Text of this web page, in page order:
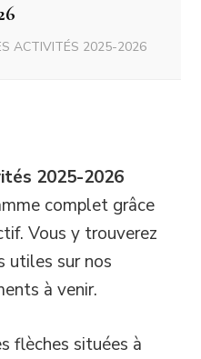
ACTIVITÉS 2025-2026
2025-2026
complet grâce
Vous y trouverez
utiles sur nos
à venir.
flèches situées à